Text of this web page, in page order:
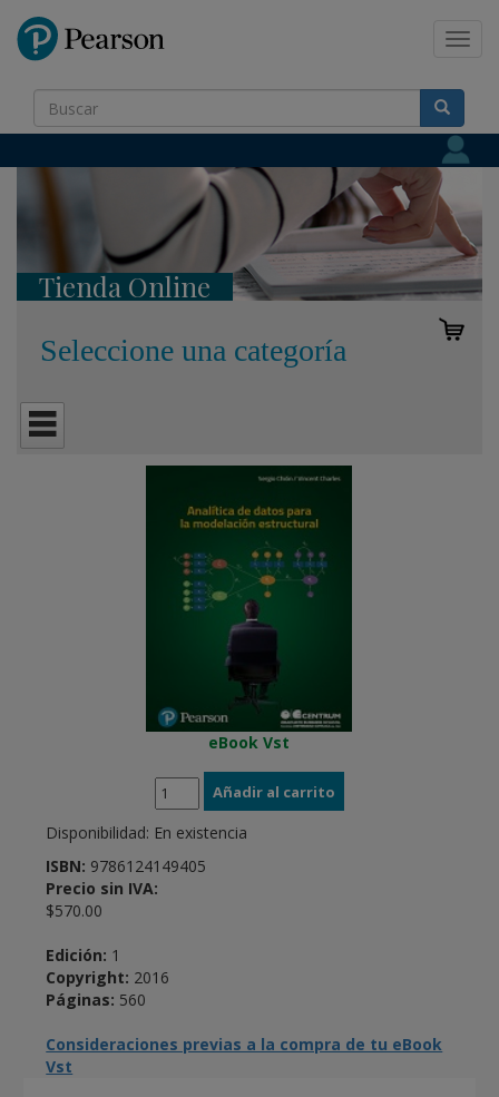
Tienda Online
Seleccione una categoría
eBook Vst
Disponibilidad: En existencia
ISBN: 9786124149405
Precio sin IVA:
$570.00
Edición: 1
Copyright: 2016
Páginas: 560
Consideraciones previas a la compra de tu eBook
Vst